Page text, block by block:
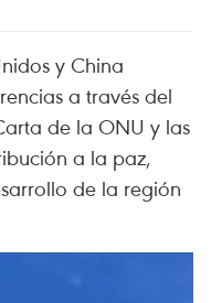
y China
a través del
de la ONU y las
a la paz,
de la región